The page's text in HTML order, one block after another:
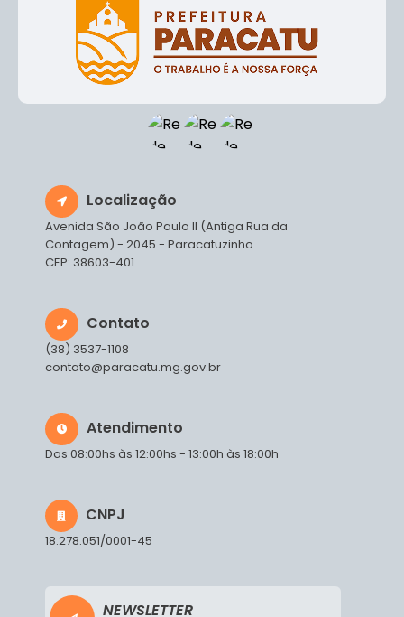
Localização
Avenida São João Paulo II (Antiga Rua da
Contagem) - 2045 - Paracatuzinho
CEP: 38603-401
Contato
(38) 3537-1108
contato@paracatu.mg.gov.br
Atendimento
Das 08:00hs às 12:00hs - 13:00h às 18:00h
CNPJ
18.278.051/0001-45
NEWSLETTER